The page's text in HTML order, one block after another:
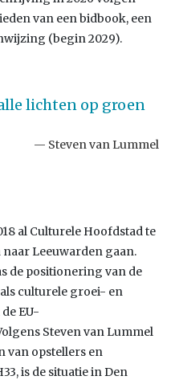
van een bidbook, een
(begin 2029).
lichten op groen
Steven van Lummel
al Culturele Hoofdstad te
Leeuwarden gaan.
de positionering van de
culturele groei- en
EU-
Steven van Lummel
van opstellers en
is de situatie in Den